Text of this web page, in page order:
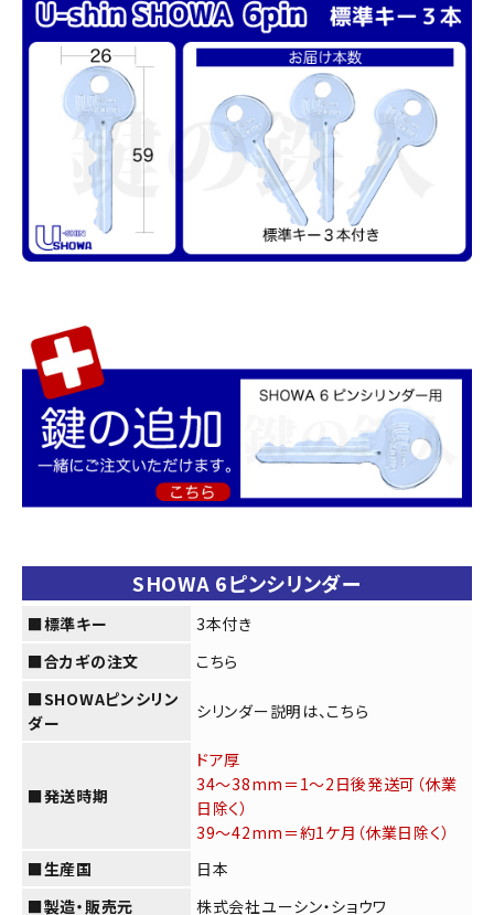
close
カートに入れる
SHOWA 6ピンシリンダー
■標準キー
3本付き
■合カギの注文
こちら
■SHOWAピンシリン
ダー
シリンダー説明は、こちら
■発送時期
ドア厚
34～38mm＝1〜2日後発送可（休業
日除く）
39～42mm＝約1ケ月（休業日除く）
■生産国
日本
■製造・販売元
株式会社ユーシン・ショウワ